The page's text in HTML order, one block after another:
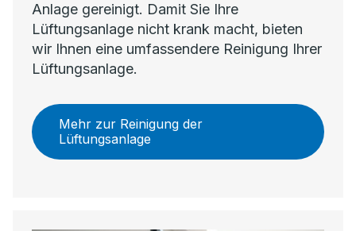
Anlage gereinigt. Damit Sie Ihre
Lüftungsanlage nicht krank macht, bieten
wir Ihnen eine umfassendere Reinigung Ihrer
Lüftungsanlage.
Mehr zur Reinigung der
Lüftungsanlage